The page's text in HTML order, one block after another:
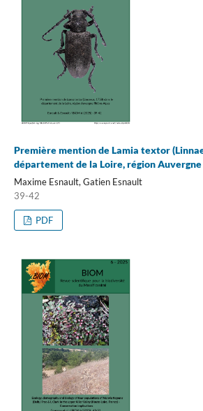
Première mention de Lamia textor
département de la Loire, région Auvergne
Maxime Esnault, Gatien Esnault
39-42
PDF